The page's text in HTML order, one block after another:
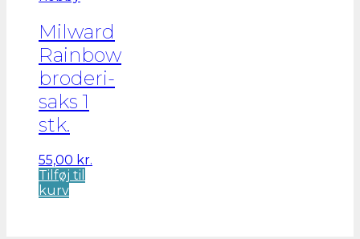
Milward
Rainbow
broderi-
saks 1
stk.
55,00 kr.
Tilføj til
kurv